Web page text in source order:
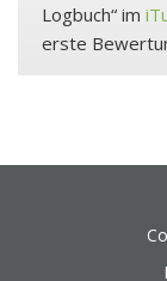
Logbuch“ im
erste